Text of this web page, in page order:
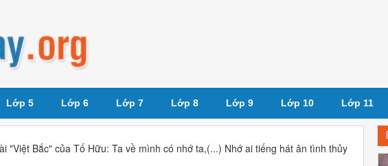
Lớp 5 Lớp 6 Lớp 7 Lớp 8 Lớp 9 Lớp 10 Lớp 11
"Việt Bắc" của Tố Hữu: Ta về mình có nhớ ta,(...) Nhớ ai tiếng hát ân tình thủy